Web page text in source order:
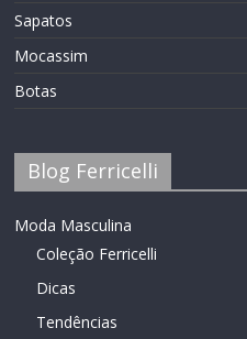
Sapatos
Mocassim
Botas
Blog Ferricelli
Moda Masculina
Coleção Ferricelli
Dicas
Tendências